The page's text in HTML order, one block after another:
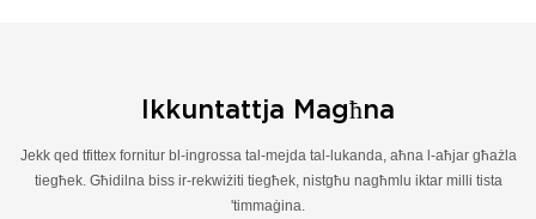
Ikkuntattja Magħna
Jekk qed tfittex fornitur bl-ingrossa tal-mejda tal-lukanda, aħna l-aħjar għażla
tiegħek. Għidilna biss ir-rekwiżiti tiegħek, nistgħu nagħmlu iktar milli tista
'timmaġina.